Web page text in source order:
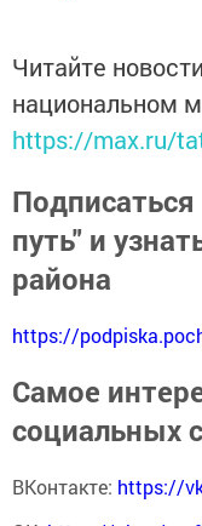
Читайте
национальном
https://max.ru/
путь" и
района
https://
Самое
социальных
ВКонтакте: https://